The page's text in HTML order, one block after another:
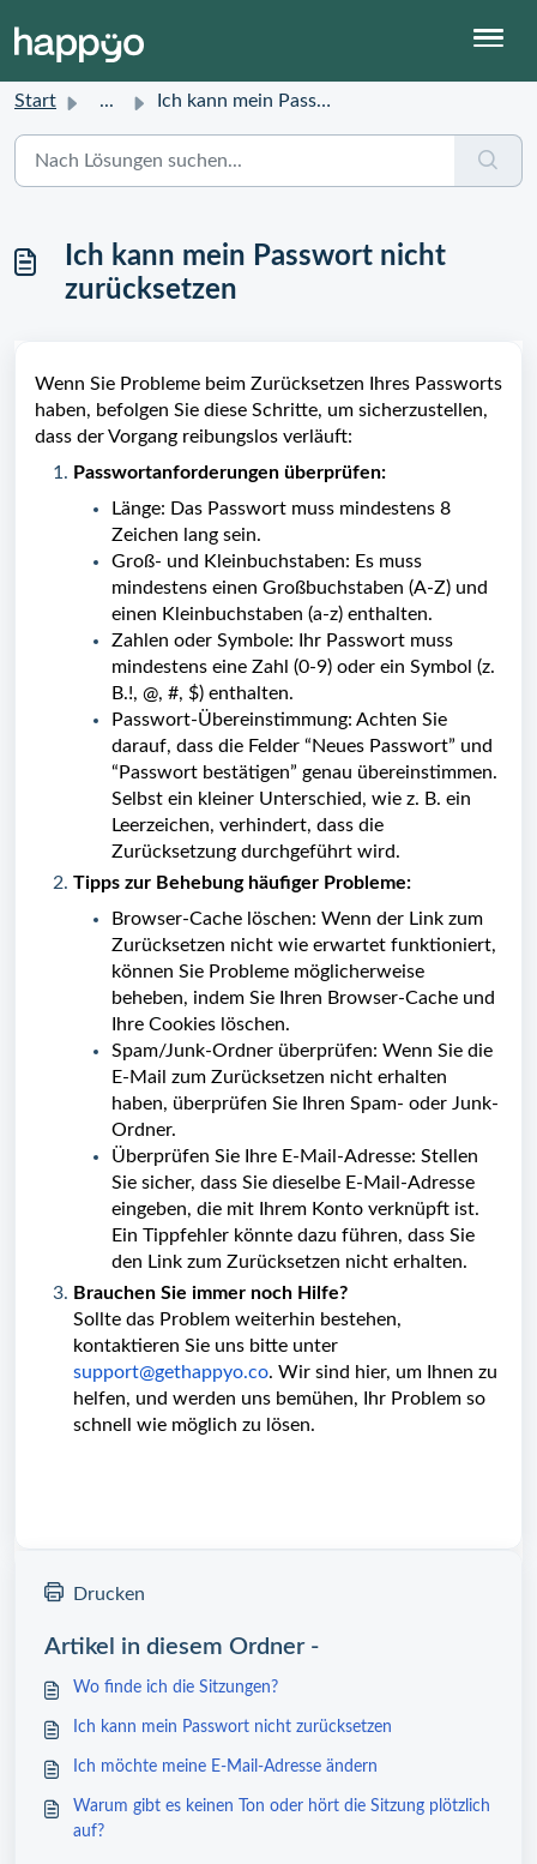
Start ... Ich kann mein Passwort nicht zurücksetzen
Ich kann mein Passwort nicht
zurücksetzen
Wenn Sie Probleme beim Zurücksetzen Ihres Passworts
haben, befolgen Sie diese Schritte, um sicherzustellen,
dass der Vorgang reibungslos verläuft:
Passwortanforderungen überprüfen:
Länge: Das Passwort muss mindestens 8
Zeichen lang sein.
Groß- und Kleinbuchstaben: Es muss
mindestens einen Großbuchstaben (A-Z) und
einen Kleinbuchstaben (a-z) enthalten.
Zahlen oder Symbole: Ihr Passwort muss
mindestens eine Zahl (0-9) oder ein Symbol (z.
B.!, @, #, $) enthalten.
Passwort-Übereinstimmung: Achten Sie
darauf, dass die Felder “Neues Passwort” und
“Passwort bestätigen” genau übereinstimmen.
Selbst ein kleiner Unterschied, wie z. B. ein
Leerzeichen, verhindert, dass die
Zurücksetzung durchgeführt wird.
Tipps zur Behebung häufiger Probleme:
Browser-Cache löschen: Wenn der Link zum
Zurücksetzen nicht wie erwartet funktioniert,
können Sie Probleme möglicherweise
beheben, indem Sie Ihren Browser-Cache und
Ihre Cookies löschen.
Spam/Junk-Ordner überprüfen: Wenn Sie die
E-Mail zum Zurücksetzen nicht erhalten
haben, überprüfen Sie Ihren Spam- oder Junk-
Ordner.
Überprüfen Sie Ihre E-Mail-Adresse: Stellen
Sie sicher, dass Sie dieselbe E-Mail-Adresse
eingeben, die mit Ihrem Konto verknüpft ist.
Ein Tippfehler könnte dazu führen, dass Sie
den Link zum Zurücksetzen nicht erhalten.
Brauchen Sie immer noch Hilfe?
Sollte das Problem weiterhin bestehen,
kontaktieren Sie uns bitte unter
support@gethappyo.co. Wir sind hier, um Ihnen zu
helfen, und werden uns bemühen, Ihr Problem so
schnell wie möglich zu lösen.
Drucken
Artikel in diesem Ordner -
Wo finde ich die Sitzungen?
Ich kann mein Passwort nicht zurücksetzen
Ich möchte meine E-Mail-Adresse ändern
Warum gibt es keinen Ton oder hört die Sitzung plötzlich
auf?